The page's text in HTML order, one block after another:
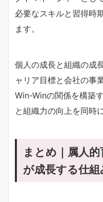
必要なスキルと習得時
ます。
個人の成長と組織の成
ャリア目標と会社の事
Win-Winの関係を構築
と組織力の向上を同時
まとめ｜属人
が成長する仕